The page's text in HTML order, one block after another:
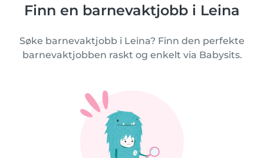
Finn en barnevaktjobb i Leina
Søke barnevaktjobb i Leina? Finn den perfekte
barnevaktjobben raskt og enkelt via Babysits.